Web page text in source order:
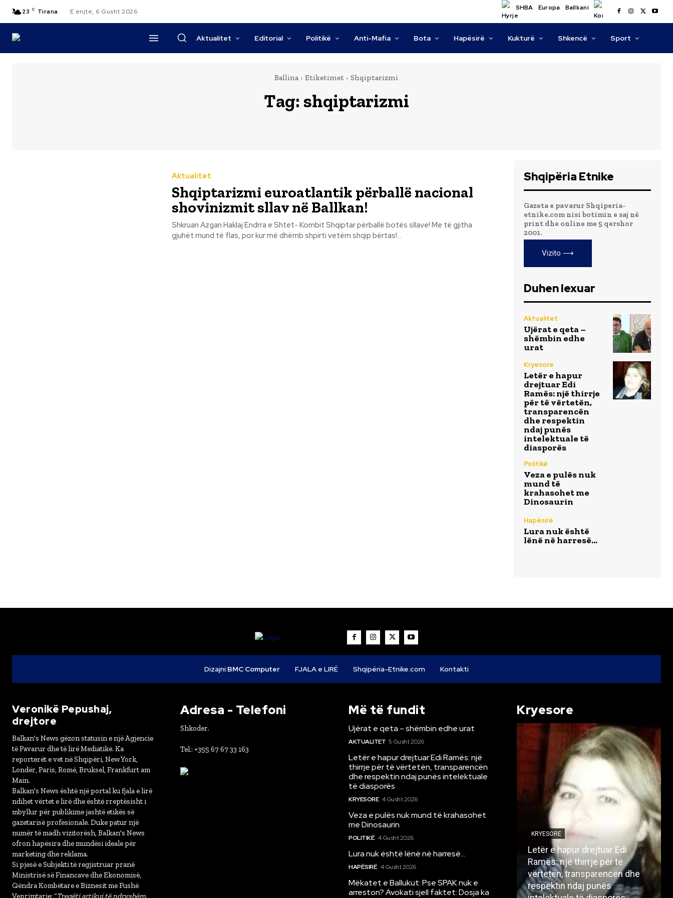
23 C Tirana E enjte, 6 Gusht 2026 SHBA Europa Ballkani
Aktualitet Editorial Politikë Anti-Mafia Bota Hapësirë Kukturë Shkencë Sport
Ballina Etiketimet Shqiptarizmi
Tag: shqiptarizmi
Aktualitet
Shqiptarizmi euroatlantik përballë nacional
shovinizmit sllav në Ballkan!
Shkruan Azgan Haklaj Endrra e Shtet- Kombit Shqiptar përballë botës sllave! Me të gjitha
gjuhët mund të flas, por kur më dhëmb shpirti vetëm shqip bërtas!...
Shqipëria Etnike
Gazeta e pavarur Shqiperia-
etnike.com nisi botimin e saj në
print dhe online me 5 qershor
2001.
Vizito ⟶
Duhen lexuar
Aktualitet
Ujërat e qeta –
shëmbin edhe
urat
Kryesore
Letër e hapur
drejtuar Edi
Ramës: një thirrje
për të vërtetën,
transparencën
dhe respektin
ndaj punës
intelektuale të
diasporës
Politikë
Veza e pulës nuk
mund të
krahasohet me
Dinosaurin
Hapësirë
Lura nuk është
lënë në harresë…
Dizajni:BMC Computer FJALA e LIRË Shqipëria-Etnike.com Kontakti
Veronikë Pepushaj,
drejtore
Balkan's News gëzon statusin e një Agjencie
të Pavarur dhe të lirë Mediatike. Ka
reporterët e vet në Shqipëri, New York,
Londër, Paris, Romë, Bruksel, Frankfurt am
Main.
Balkan's News është një portal ku fjala e lirë
ndihet vërtet e lirë dhe është rreptësisht i
mbyllur për publikime jashtë etikës së
gazetarisë profesionale. Duke patur një
numër të madh vizitorësh, Balkan's News
ofron hapësira dhe mundësi ideale për
marketing dhe reklama.
Si pjesë e Subjekti të regjistruar pranë
Ministrisë së Financave dhe Ekonomisë,
Qëndra Kombëtare e Biznesit me Fushë
Veprimtarie: “Tregëti artikuj të ndryshëm,
Adresa - Telefoni
Shkoder.
Tel.: +355 67 67 33 163
Më të fundit
Ujërat e qeta – shëmbin edhe urat
AKTUALITET 5 Gusht 2026
Letër e hapur drejtuar Edi Ramës: një
thirrje për të vërtetën, transparencën
dhe respektin ndaj punës intelektuale
të diasporës
KRYESORE 4 Gusht 2026
Veza e pulës nuk mund të krahasohet
me Dinosaurin
POLITIKË 4 Gusht 2026
Lura nuk është lënë në harresë…
HAPËSIRË 4 Gusht 2026
Mëkatet e Ballukut: Pse SPAK nuk e
arreston? Avokati sjell faktet: Dosja ka
Kryesore
KRYESORE
Letër e hapur drejtuar Edi
Ramës: një thirrje për të
vërtetën, transparencën dhe
respektin ndaj punës